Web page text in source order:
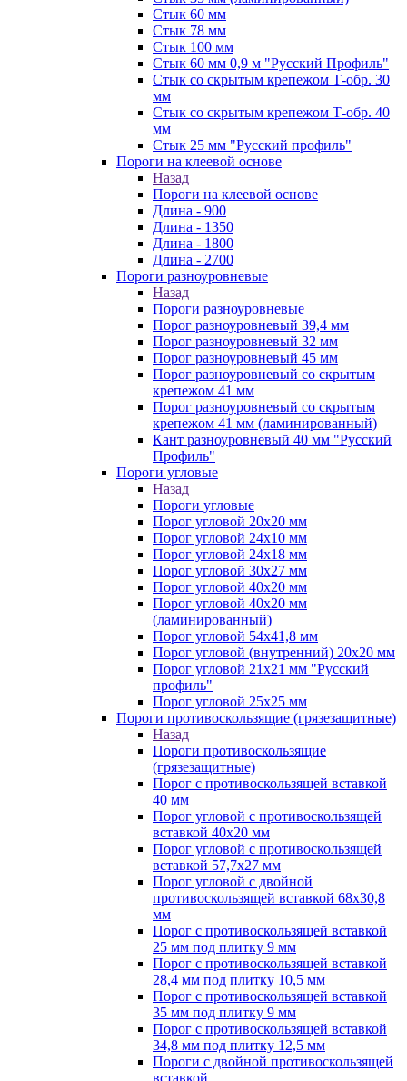
Стык 60 мм
Стык 78 мм
Стык 100 мм
Стык 60 мм 0,9 м "Русский Профиль"
Стык со скрытым крепежом Т-обр. 30
мм
Стык со скрытым крепежом Т-обр. 40
мм
Стык 25 мм "Русский профиль"
Пороги на клеевой основе
Назад
Пороги на клеевой основе
Длина - 900
Длина - 1350
Длина - 1800
Длина - 2700
Пороги разноуровневые
Назад
Пороги разноуровневые
Порог разноуровневый 39,4 мм
Порог разноуровневый 32 мм
Порог разноуровневый 45 мм
Порог разноуровневый со скрытым
крепежом 41 мм
Порог разноуровневый со скрытым
крепежом 41 мм (ламинированный)
Кант разноуровневый 40 мм "Русский
Профиль"
Пороги угловые
Назад
Пороги угловые
Порог угловой 20х20 мм
Порог угловой 24х10 мм
Порог угловой 24х18 мм
Порог угловой 30х27 мм
Порог угловой 40х20 мм
Порог угловой 40х20 мм
(ламинированный)
Порог угловой 54х41,8 мм
Порог угловой (внутренний) 20х20 мм
Порог угловой 21х21 мм "Русский
профиль"
Порог угловой 25х25 мм
Пороги противоскользящие (грязезащитные)
Назад
Пороги противоскользящие
(грязезащитные)
Порог с противоскользящей вставкой
40 мм
Порог угловой с противоскользящей
вставкой 40х20 мм
Порог угловой с противоскользящей
вставкой 57,7х27 мм
Порог угловой с двойной
противоскользящей вставкой 68х30,8
мм
Порог с противоскользящей вставкой
25 мм под плитку 9 мм
Порог с противоскользящей вставкой
28,4 мм под плитку 10,5 мм
Порог с противоскользящей вставкой
35 мм под плитку 9 мм
Порог с противоскользящей вставкой
34,8 мм под плитку 12,5 мм
Пороги с двойной противоскользящей
вставкой